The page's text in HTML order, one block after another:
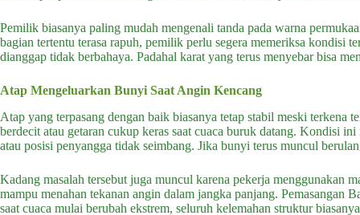
Pemilik biasanya paling mudah mengenali tanda pada warna
bagian tertentu terasa rapuh, pemilik perlu segera memeriksa kondisi
dianggap tidak berbahaya. Padahal karat yang terus menyebar bisa
Atap Mengeluarkan Bunyi Saat Angin Kencang
Atap yang terpasang dengan baik biasanya tetap stabil meski
berdecit atau getaran cukup keras saat cuaca buruk datang. Kondisi ini
atau posisi penyangga tidak seimbang. Jika bunyi terus muncul
Kadang masalah tersebut juga muncul karena pekerja menggunakan
mampu menahan tekanan angin dalam jangka panjang. Pemasangan
saat cuaca mulai berubah ekstrem, seluruh kelemahan struktur